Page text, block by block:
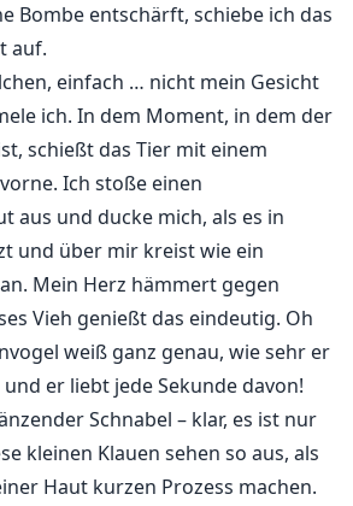
Bombe entschärft, schiebe ich das
auf.
einfach … nicht mein Gesicht
ich. In dem Moment, in dem der
schießt das Tier mit einem
Ich stoße einen
aus und ducke mich, als es in
und über mir kreist wie ein
Mein Herz hämmert gegen
Vieh genießt das eindeutig. Oh
weiß ganz genau, wie sehr er
er liebt jede Sekunde davon!
Schnabel – klar, es ist nur
kleinen Klauen sehen so aus, als
Haut kurzen Prozess machen.